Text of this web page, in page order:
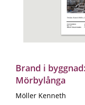
Brand i
Mörbylånga
Möller Kenneth